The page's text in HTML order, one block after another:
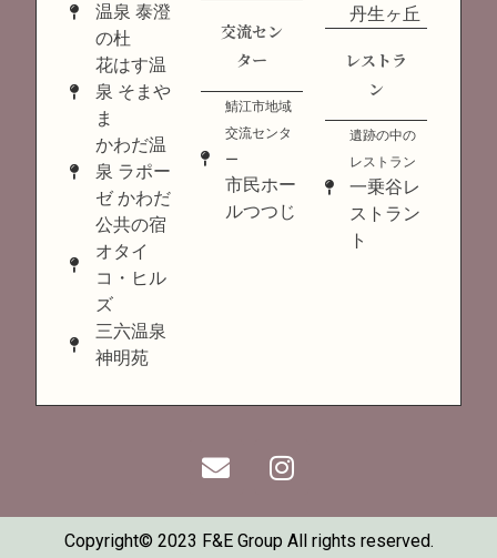
温泉 泰澄
の杜
花はす温
泉 そまや
ま
かわだ温
泉 ラポー
ゼ かわだ
公共の宿
オタイ
コ・ヒル
ズ
三六温泉
神明苑
交流セン
ター
鯖江市地域
交流センタ
ー
市民ホー
ルつつじ
丹生ヶ丘
レストラ
ン
遺跡の中の
レストラン
一乗谷レ
ストラン
ト
Copyright© 2023 F&E Group All rights reserved.